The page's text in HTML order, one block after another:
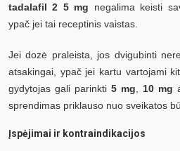
tadalafil 2 5 mg negalima keisti
ypač jei tai receptinis vaistas.
Jei dozė praleista, jos dvigubinti
atsakingai, ypač jei kartu vartojami
gydytojas gali parinkti 5 mg 10 mg
sprendimas priklauso nuo sveikatos
Įspėjimai ir kontraindikacijos